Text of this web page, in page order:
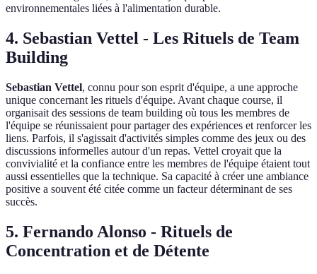
environnementales liées à l'alimentation durable.
4. Sebastian Vettel - Les Rituels de Team
Building
Sebastian Vettel, connu pour son esprit d'équipe, a une approche
unique concernant les rituels d'équipe. Avant chaque course, il
organisait des sessions de team building où tous les membres de
l'équipe se réunissaient pour partager des expériences et renforcer les
liens. Parfois, il s'agissait d'activités simples comme des jeux ou des
discussions informelles autour d'un repas. Vettel croyait que la
convivialité et la confiance entre les membres de l'équipe étaient tout
aussi essentielles que la technique. Sa capacité à créer une ambiance
positive a souvent été citée comme un facteur déterminant de ses
succès.
5. Fernando Alonso - Rituels de
Concentration et de Détente